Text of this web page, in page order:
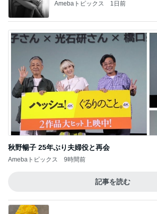
秋野暢子 25年ぶり夫婦役と再会
Amebaトピックス 9時間前
記事を読む
Amebaトピックス 22時間前